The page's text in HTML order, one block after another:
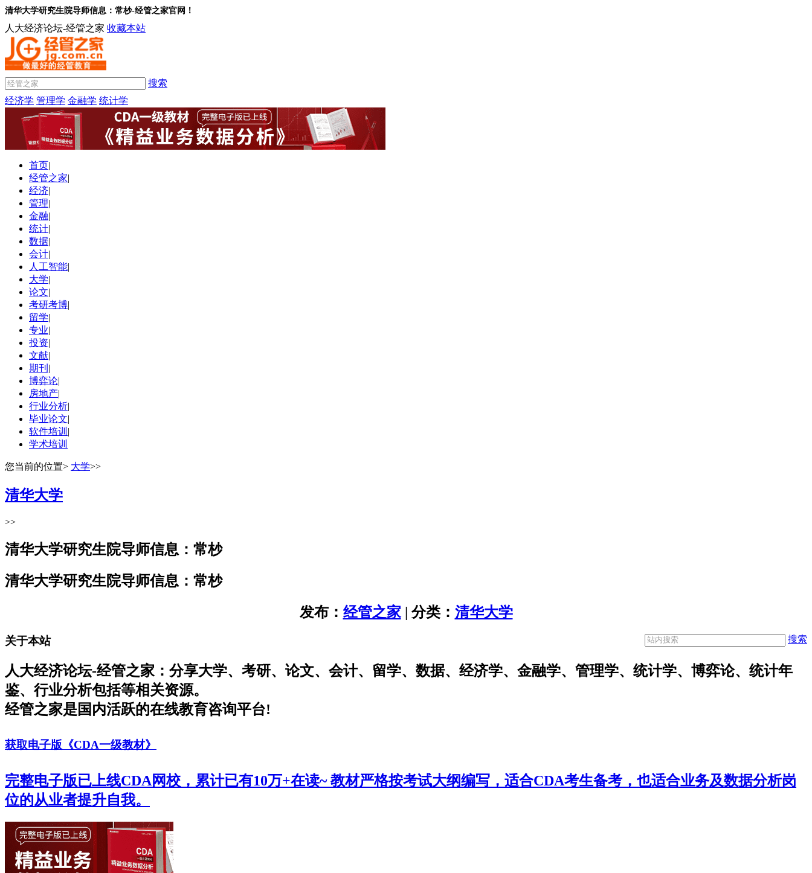
清华大学研究生院导师信息：常杪-经管之家官网！
人大经济论坛-经管之家 收藏本站
搜索
经济学 管理学 金融学 统计学
首页|
经管之家|
经济|
管理|
金融|
统计|
数据|
会计|
人工智能|
大学|
论文|
考研考博|
留学|
专业|
投资|
文献|
期刊 |
博弈论|
房地产|
行业分析|
毕业论文|
软件培训 |
学术培训
您当前的位置> 大学>>
清华大学
>>
清华大学研究生院导师信息：常杪
清华大学研究生院导师信息：常杪
发布： 经管之家 | 分类： 清华大学
搜索
关于本站
人大经济论坛-经管之家：分享大学、考研、论文、会计、留学、数据、经济学、金融学、管理学、统计学、博弈论、统计年
鉴、行业分析包括等相关资源。
经管之家是国内活跃的在线教育咨询平台!
获取电子版《CDA一级教材》
完整电子版已上线CDA网校，累计已有10万+在读~ 教材严格按考试大纲编写，适合CDA考生备考，也适合业务及数据分析岗
位的从业者提升自我。